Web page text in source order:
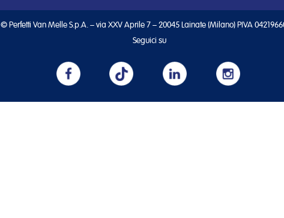
© Perfetti Van Melle S.p.A. – via XXV Aprile 7 – 20045 Lainate (Milano) PIVA
Seguici su